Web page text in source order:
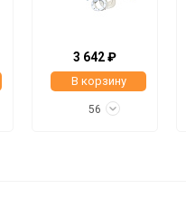
3 642 ₽
В корзину
56